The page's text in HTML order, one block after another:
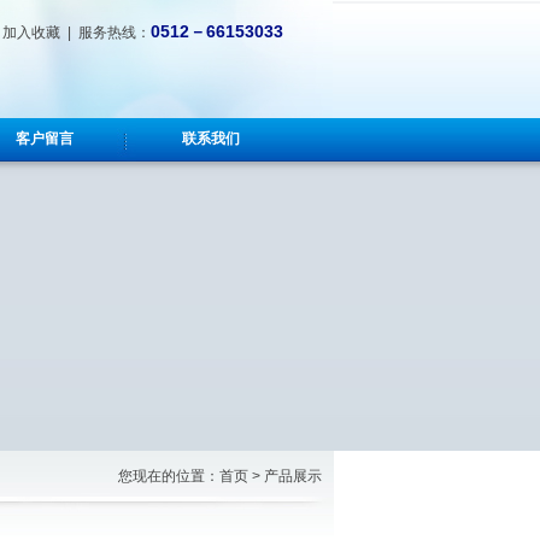
加入收藏 | 服务热线： 0512－66153033
客户留言 联系我们
您现在的位置：首页 > 产品展示